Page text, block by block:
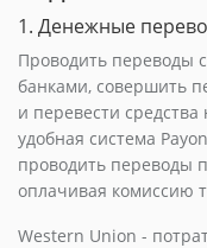
1. Денежные
Проводить переводы
банками, совершить
и перевести
удобная система
проводить переводы
оплачивая комиссию
Western Union -